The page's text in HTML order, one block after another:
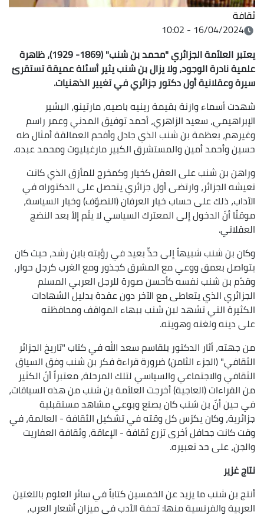
ثقافة
16/04/2024 - 10:02
يعتبر العلاّمة الجزائري "محمد بن شنب" (1869- 1929)، ظاهرة
علمية نادرة الوجود، ولا يزال بن شنب يثير أسئلة عميقة تستقرئ
سيرة وعقلانية أول دكتور جزائري في تغيير الذهنيات.
شهدت أسماء وازنة بقيمة رينيه باصيه، مارتينو، البشير
الإبراهيمي، سعيد الزاهري، أحمد توفيق المدني وعمر راسم
وغيرهم، بعظمة بن شنب الذي جادل وأفحم العمالقة أمثال طه
حسين وأحمد أمين والمستشرق الكبير مارغيليوث ومحمد عبده.
وراهن بن شنب على العقل كخيار وكمخرج للمأزق الذي كانت
تعيشه الجزائر، وارتضى أول جزائري يتحصل على الدكتوراه في
الآداب، ذلك على حساب خيار العرفان (التصوّف) وخيار السياسة،
موقنًا أنّ الدخول إلى المعترك السياسي لا يتّم إلاّ بعد النضج
العقلاني.
وكان بن شنب شبيهاً إلى حدٍّ بعيد في رؤيته بابن رشد، حيث كان
يتواصل بعمق ووعي مع المشرق كجذور ومع الغرب كرجل حوار،
وقدّم بن شنب نفسه كأحسن صورة للرجل العربي المسلم
الجزائري الذي يتعاطى مع الآخر دون عقدة بدليل الشهادات
الكثيرة التي تشهد لبن شنب ببهاء المواقف ومحافظته
على دينه ولغته وهويته.
من جهته، أثار الدكتور بلقاسم سعد الله في كتاب "تاريخ الجزائر
الثقافي" (الجزء الثامن) ضرورة قراءة فكر بن شنب وفق السياق
الثقافي والاجتماعي والسياسي لتلك المرحلة، معتبراً أنّ الكثير
من القراءات (العاجية) أخرجت العلاّمة بن شنب من هذه السياقات،
في حين أنّ بن شنب كان يصنع وبوعي مشاهد مستقبلية
جزائرية، وكان يكرّس كل وقته في تشكيل الثقافة - العالمة، في
وقت كانت جحافل أخرى تزرع ثقافة - الإعاقة، وثقافة العفاريت
والجن، على حد تعبيره.
نتاج غزير
أنتج بن شنب ما يزيد عن الخمسين كتاباً في سائر العلوم باللغتين
العربية والفرنسية منها: تحفة الأدب في ميزان أشعار العرب،